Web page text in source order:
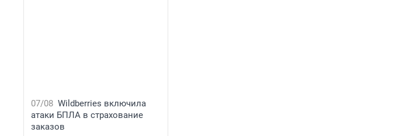
07/08 Wildberries включила
атаки БПЛА в страхование
заказов